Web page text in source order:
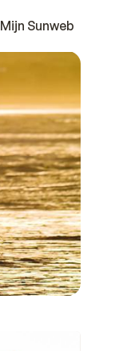
Mijn Sunweb